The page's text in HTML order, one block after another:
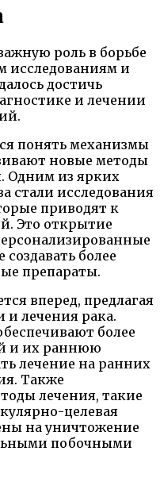
роль в борьбе
исследованиям и
достичь
и лечении
понять механизмы
новые методы
Одним из ярких
стали исследования
приводят к
Это открытие
более
препараты.
вперед, предлагая
лечения рака.
более
и их раннюю
лечение на ранних
Также
лечения, такие
целевая
на уничтожение
побочными